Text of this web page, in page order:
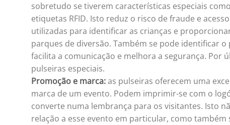
sobretudo se tiverem características especiais
etiquetas RFID. Isto reduz o risco de fraude e
utilizadas para identificar as crianças e
parques de diversão. Também se pode identificar
facilita a comunicação e melhora a segurança. Por
pulseiras especiais.
Promoção e marca:as pulseiras oferecem uma
marca de um evento. Podem imprimir-se com o
converte numa lembrança para os visitantes. Isto
relação a esse evento em particular, como